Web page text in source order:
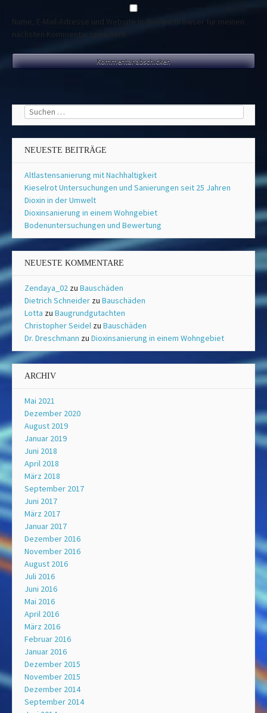
Name, E-Mail-Adresse und Website in diesem Browser für meinen
nächsten Kommentar speichern.
Suchen
nach:
NEUESTE BEITRÄGE
Altlastensanierung mit Nachhaltigkeit
Kieselrot Untersuchungen und Sanierungen seit 25 Jahren
Dioxin in der Umwelt
Dioxinsanierung in einem Wohngebiet
Bodenuntersuchungen und Bewertung
NEUESTE KOMMENTARE
Zendaya_02 zu Bauschäden
Dietrich Schneider zu Bauschäden
Lotta zu Baugrundgutachten
Christopher Seidel zu Bauschäden
Dr. Dreschmann zu Dioxinsanierung in einem Wohngebiet
ARCHIV
Mai 2021
Dezember 2020
August 2019
Januar 2019
Juni 2018
April 2018
März 2018
September 2017
Juni 2017
März 2017
Januar 2017
Dezember 2016
November 2016
August 2016
Juli 2016
Juni 2016
Mai 2016
April 2016
März 2016
Februar 2016
Januar 2016
Dezember 2015
November 2015
Dezember 2014
September 2014